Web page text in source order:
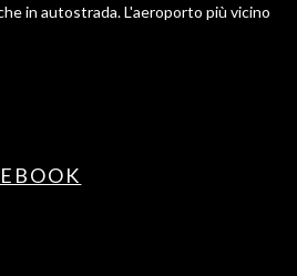
in autostrada. L'aeroporto più vicino